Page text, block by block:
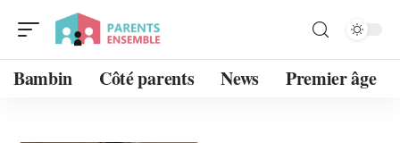
Bambin Côté parents News Premier âge